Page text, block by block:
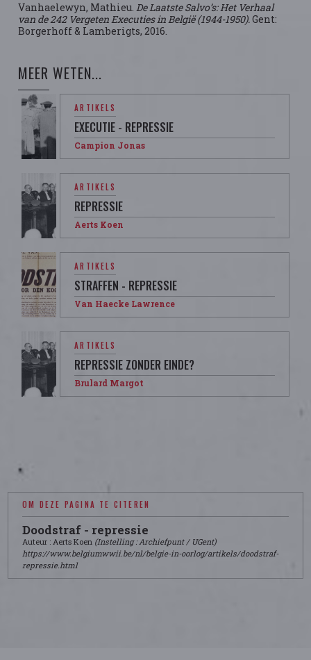
Vanhaelewyn, Mathieu.De Laatste Salvo’s: Het Verhaal
van de 242 Vergeten Executies in België (1944-1950).Gent:
Borgerhoff & Lamberigts, 2016.
MEER WETEN...
ARTIKELS
EXECUTIE - REPRESSIE
Campion Jonas
ARTIKELS
REPRESSIE
Aerts Koen
ARTIKELS
STRAFFEN - REPRESSIE
Van Haecke Lawrence
ARTIKELS
REPRESSIE ZONDER EINDE?
Brulard Margot
OM DEZE PAGINA TE CITEREN
Doodstraf - repressie
Auteur : Aerts Koen (Instelling : Archiefpunt / UGent)
https://www.belgiumwwii.be/nl/belgie-in-oorlog/artikels/doodstraf-
repressie.html